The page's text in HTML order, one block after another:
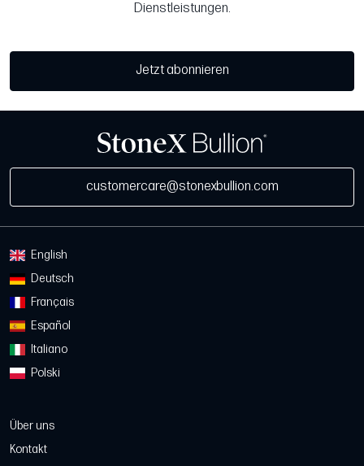
Dienstleistungen.
Jetzt abonnieren
customercare@stonexbullion.com
English
Deutsch
Français
Español
Italiano
Polski
Über uns
Kontakt